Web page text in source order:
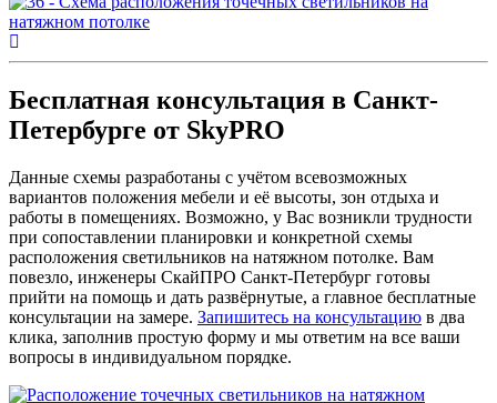
Бесплатная консультация в Санкт-
Петербурге от SkyPRO
Данные схемы разработаны с учётом всевозможных
вариантов положения мебели и её высоты, зон отдыха и
работы в помещениях. Возможно, у Вас возникли трудности
при сопоставлении планировки и конкретной схемы
расположения светильников на натяжном потолке. Вам
повезло, инженеры СкайПРО Санкт-Петербург готовы
прийти на помощь и дать развёрнутые, а главное бесплатные
консультации на замере. Запишитесь на консультацию в два
клика, заполнив простую форму и мы ответим на все ваши
вопросы в индивидуальном порядке.